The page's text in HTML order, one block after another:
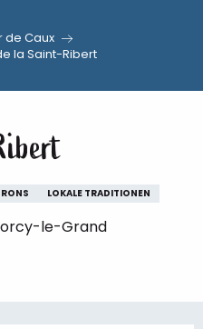
de Caux
la Saint-Ribert
LOKALE TRADITIONEN
le-Grand